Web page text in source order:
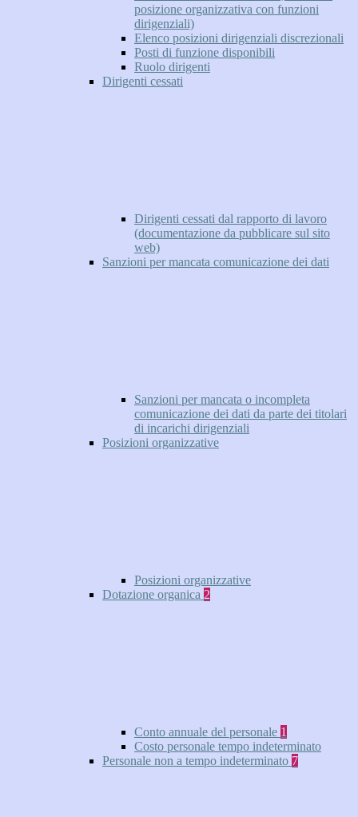
posizione organizzativa con funzioni
dirigenziali)
Elenco posizioni dirigenziali discrezionali
Posti di funzione disponibili
Ruolo dirigenti
Dirigenti cessati
Dirigenti cessati dal rapporto di lavoro
(documentazione da pubblicare sul sito
web)
Sanzioni per mancata comunicazione dei dati
Sanzioni per mancata o incompleta
comunicazione dei dati da parte dei titolari
di incarichi dirigenziali
Posizioni organizzative
Posizioni organizzative
Dotazione organica 2
Conto annuale del personale 1
Costo personale tempo indeterminato
Personale non a tempo indeterminato 7